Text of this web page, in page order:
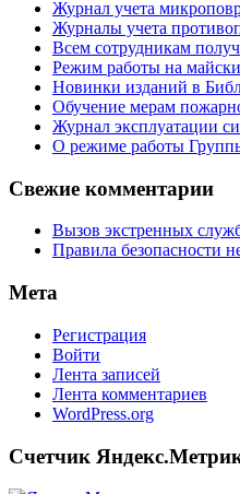
Журнал учета
Журналы учета
Всем сотрудникам
Режим работы на
Новинки изданий в
Обучение мерам
Журнал эксплуатации
О режиме работы
Свежие комментарии
Вызов экстренных
Правила безопасности
Мета
Регистрация
Войти
Лента записей
Лента комментариев
WordPress.org
Счетчик